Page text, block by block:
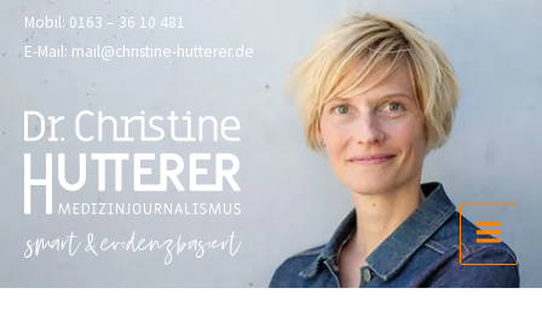
Zum
Inhalt
Mobil: 0163 – 36 10 481
E-Mail: mail@christine-hutterer.de